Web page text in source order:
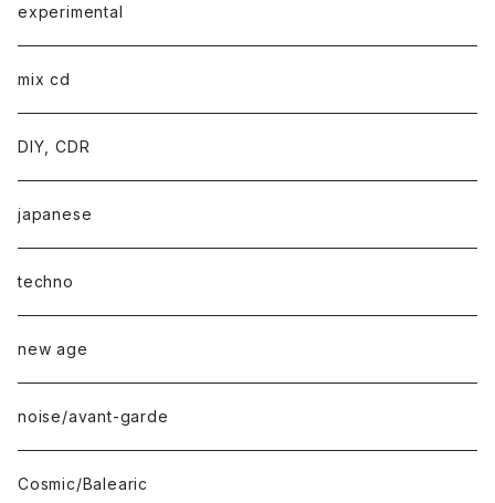
experimental
mix cd
DIY, CDR
japanese
techno
new age
noise/avant-garde
Cosmic/Balearic